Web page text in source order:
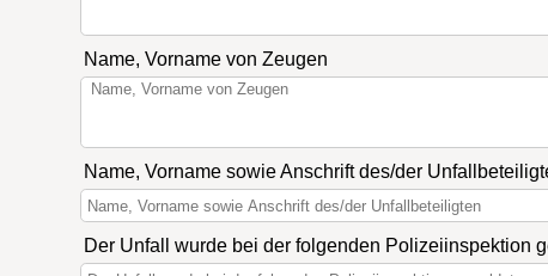
Name, Vorname von Zeugen
Name, Vorname sowie Anschrift des/der
Der Unfall wurde bei der folgenden Polizeiinspektion